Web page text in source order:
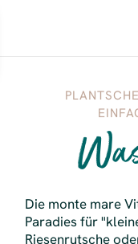
Die monte mare
Paradies für
Riesenrutsche